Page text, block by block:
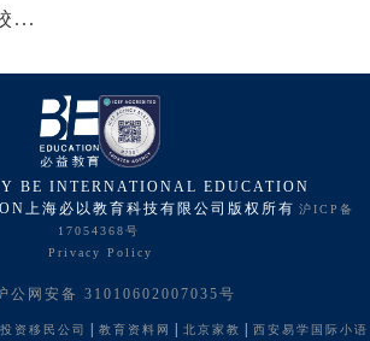
...
BE INTERNATIONAL EDUCATION
上海必以教育科技有限公司版权所有 沪ICP备
17054368号
Privacy Policy
公网安备 31010602007035号
投资移民公司 教育资料网 北京家教 西安易学国际小语